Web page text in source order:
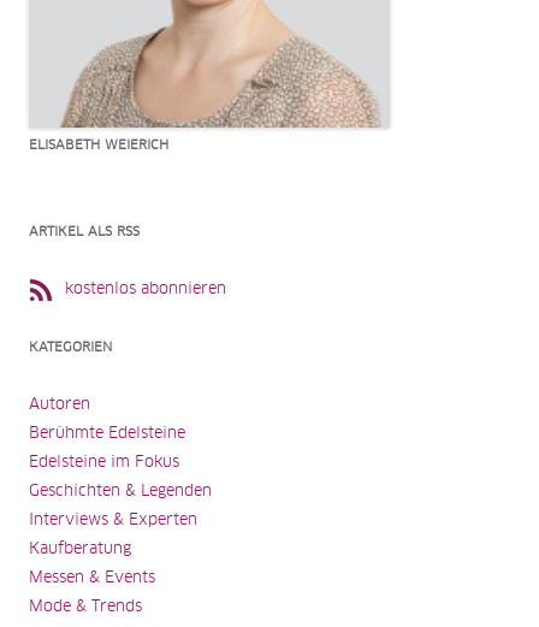
ELISABETH WEIERICH
ARTIKEL ALS RSS
kostenlos abonnieren
KATEGORIEN
Autoren
Berühmte Edelsteine
Edelsteine im Fokus
Geschichten & Legenden
Interviews & Experten
Kaufberatung
Messen & Events
Mode & Trends